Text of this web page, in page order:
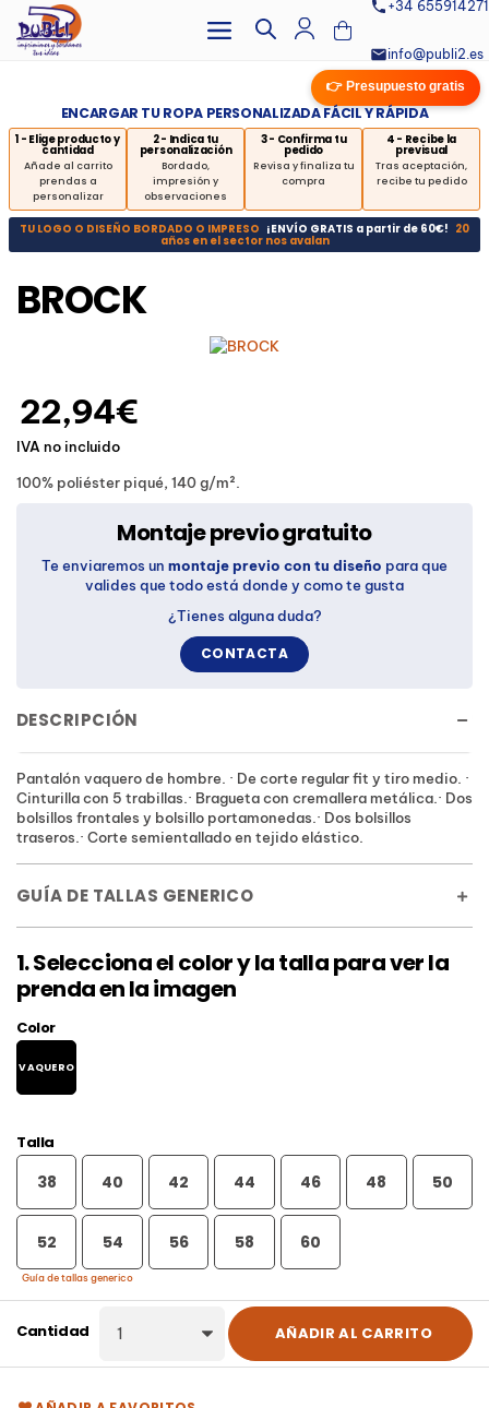
+34 655914271
info@publi2.es
👉 Presupuesto gratis
ENCARGAR TU ROPA PERSONALIZADA FÁCIL Y RÁPIDA
1 - Elige producto y
cantidad
Añade al carrito
prendas a
personalizar
2 - Indica tu
personalización
Bordado,
impresión y
observaciones
3 - Confirma tu
pedido
Revisa y finaliza tu
compra
4 - Recibe la
previsual
Tras aceptación,
recibe tu pedido
TU LOGO O DISEÑO BORDADO O IMPRESO ¡ENVÍO GRATIS a partir de 60€! 20
años en el sector nos avalan
BROCK
100% poliéster piqué, 140 g/m².
22,94€
IVA no incluido
Color
VAQUERO
Talla
38 40 42 44 46 48 50
52 54 56 58 60
Guía de tallas generico
Cantidad AÑADIR AL CARRITO
DESCRIPCIÓN
Pantalón vaquero de hombre. · De corte regular fit y tiro medio. ·
Cinturilla con 5 trabillas.· Bragueta con cremallera metálica.· Dos
bolsillos frontales y bolsillo portamonedas.· Dos bolsillos
traseros.· Corte semientallado en tejido elástico.
GUÍA DE TALLAS GENERICO
1. Selecciona el color y la talla para ver la
prenda en la imagen
Montaje previo gratuito
Te enviaremos un montaje previo con tu diseño para que
valides que todo está donde y como te gusta
¿Tienes alguna duda?
CONTACTA